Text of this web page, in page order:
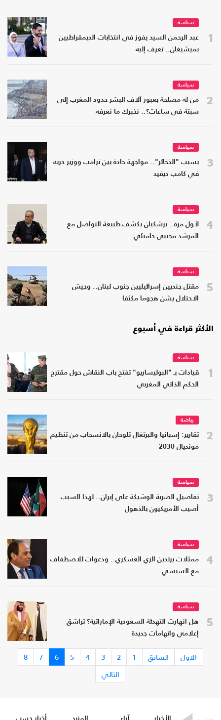
1
سياسة
عبد الرحمن السيد يفوز في انتخابات الديمقراطيين
بميشيغان.. تعرف إليه
2
سياسة
من له مصلحة بعبور آلاف البشر حدود المغرب إلى
سبتة في ساعات؟.. نخبرك ما نعرفه
3
سياسة
بسبب "الذخائر".. مواجهة حادة بين ترامب ووزير حربه
في كامب ديفيد
4
سياسة
لأول مرة.. بزشكيان يكشف طبيعة التواصل مع
المرشد مجتبى خامنئي
5
سياسة
مقتل جنديين إسرائيليين جنوب لبنان.. وجيش
الاحتلال يشن هجوما مكثفا
الأكثر قراءة في أسبوع
1
سياسة
قيادات بـ "البوليساريو" تفتح باب النقاش حول مقترح
الحكم الذاتي المغربي
2
رياضة
تقارير: إسبانيا والبرتغال تلوحان بالانسحاب من تنظيم
مونديال 2030
3
سياسة
تفاصيل الضربة الوشيكة على إيران.. لهذا السبب
أصيب الأمريكيون بالذهول
4
سياسة
ممثلات يرتدين الزي العسكري.. ودعوات للاصطفاف
مع السيسي
5
سياسة
هل انهارت التهدئة السعودية الإماراتية؟ تراشق
إعلامي واتهامات جديدة
الاول السابق 1
2
3
4
5
6
7
8
التالي